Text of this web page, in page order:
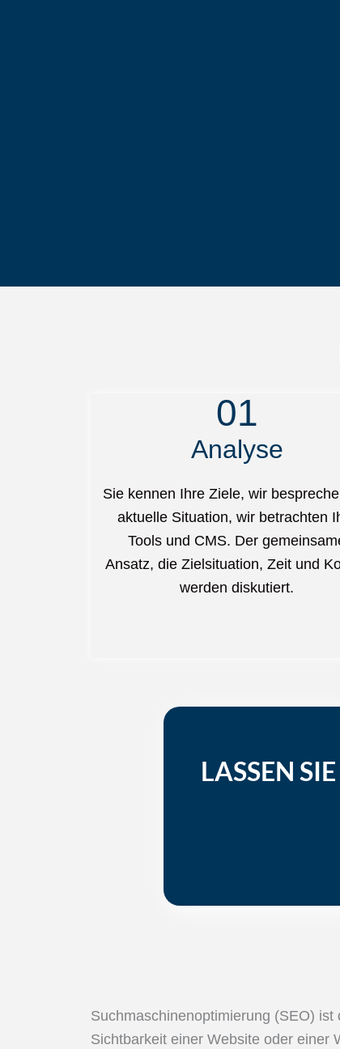
01
Analyse
Sie kennen Ihre Ziele, wir
aktuelle Situation, wir betrachten
Tools und CMS. Der
Ansatz, die Zielsituation, Zeit und
werden diskutiert.
LASSEN
Suchmaschinenoptimierung (SEO)
Sichtbarkeit einer Website oder einer